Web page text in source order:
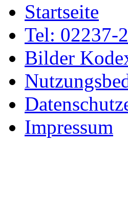
Startseite
Tel: 02237-
Bilder
Impressum